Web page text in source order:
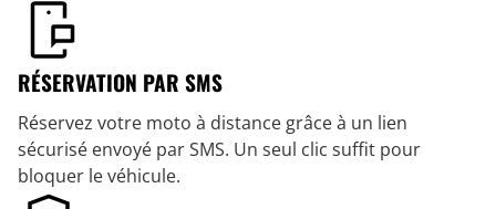
RÉSERVATION PAR SMS
Réservez votre moto à distance grâce à un lien
sécurisé envoyé par SMS. Un seul clic suffit pour
bloquer le véhicule.